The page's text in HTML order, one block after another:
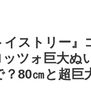
イストリー
ツォ巨大ぬ
80㎝と超巨